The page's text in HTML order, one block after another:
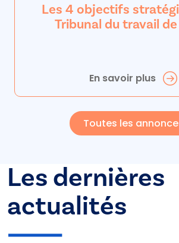
Les 4 objectifs
Tribunal du travail
En savoir plus
Toutes les
Les dernières
actualités